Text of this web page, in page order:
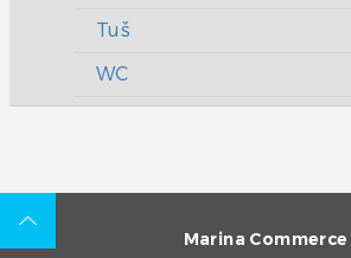
Tuš
WC
Marina Commerce